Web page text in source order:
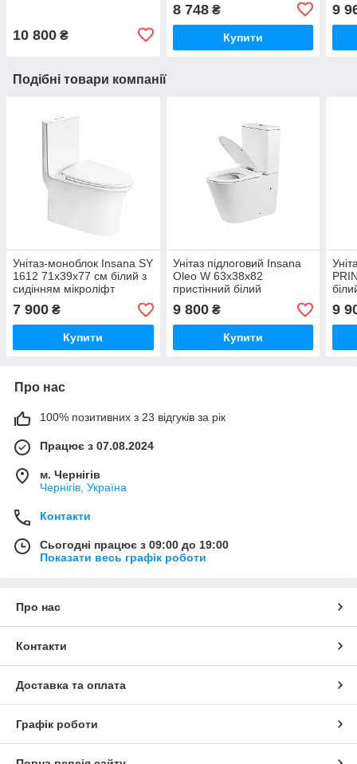
10 800 ₴
сидінням Soft Close
дюропласт
8 748₴
Купити
9
Подібні товари компанії
Унітаз-моноблок Insana SY
1612 71х39х77 см білий з
сидінням мікроліфт
7 900 ₴
Купити
Унітаз підлоговий Insana
Oleo W 63х38х82
пристінний білий
безободковий з
швидкознімним сидінням
мікроліфт
9 800₴
Купити
9
Про нас
100% позитивних з 23 відгуків за рік
Працює з 07.08.2024
м. Чернігів
Чернігів, Україна
Контакти
Сьогодні працює з 09:00 до 19:00
Показати весь графік роботи
Про нас
Контакти
Доставка та оплата
Графік роботи